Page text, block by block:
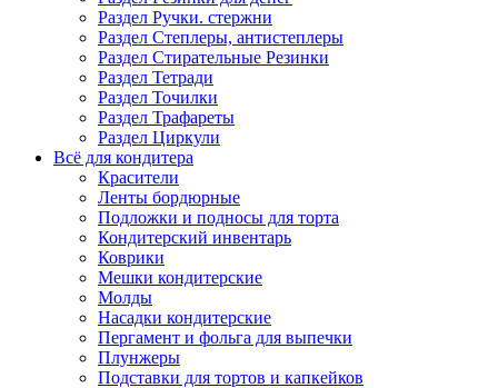
Раздел Ручки. стержни
Раздел Степлеры, антистеплеры
Раздел Стирательные Резинки
Раздел Тетради
Раздел Точилки
Раздел Трафареты
Раздел Циркули
Всё для кондитера
Красители
Ленты бордюрные
Подложки и подносы для торта
Кондитерский инвентарь
Коврики
Мешки кондитерские
Молды
Насадки кондитерские
Пергамент и фольга для выпечки
Плунжеры
Подставки для тортов и капкейков